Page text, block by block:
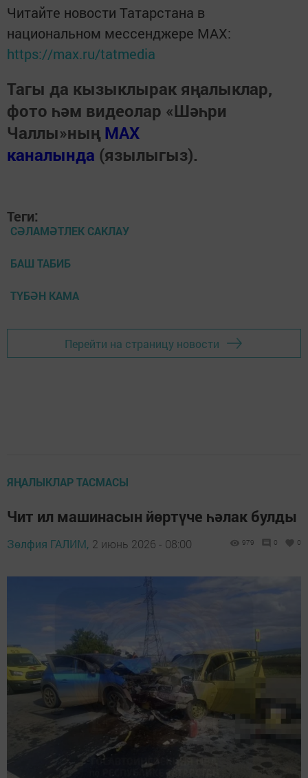
Читайте новости Татарстана в
национальном мессенджере MАХ:
https://max.ru/tatmedia
Тагы да кызыклырак яңалыклар,
фото һәм видеолар «Шәһри
Чаллы»ның MAX
каналында (язылыгыз).
Теги:
СӘЛАМӘТЛЕК САКЛАУ
БАШ ТАБИБ
ТҮБӘН КАМА
Перейти на страницу новости
ЯҢАЛЫКЛАР ТАСМАСЫ
Чит ил машинасын йөртүче һәлак булды
Зөлфия ГАЛИМ, 2 июнь 2026 - 08:00 979 0 0